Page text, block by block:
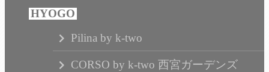
Pilina by k-two
CORSO by k-two 西宮ガーデンズ